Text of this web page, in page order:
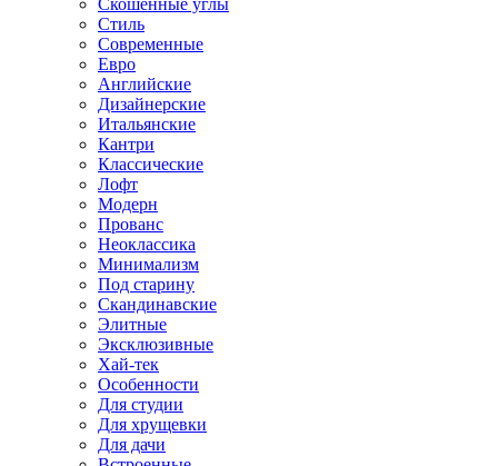
Скошенные углы
Стиль
Современные
Евро
Английские
Дизайнерские
Итальянские
Кантри
Классические
Лофт
Модерн
Прованс
Неоклассика
Минимализм
Под старину
Скандинавские
Элитные
Эксклюзивные
Хай-тек
Особенности
Для студии
Для хрущевки
Для дачи